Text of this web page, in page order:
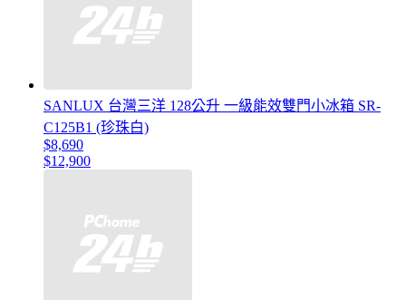
SANLUX 台灣三洋 128公升 一級能效雙門小冰箱 SR-
C125B1 (珍珠白)
$8,690
$12,900